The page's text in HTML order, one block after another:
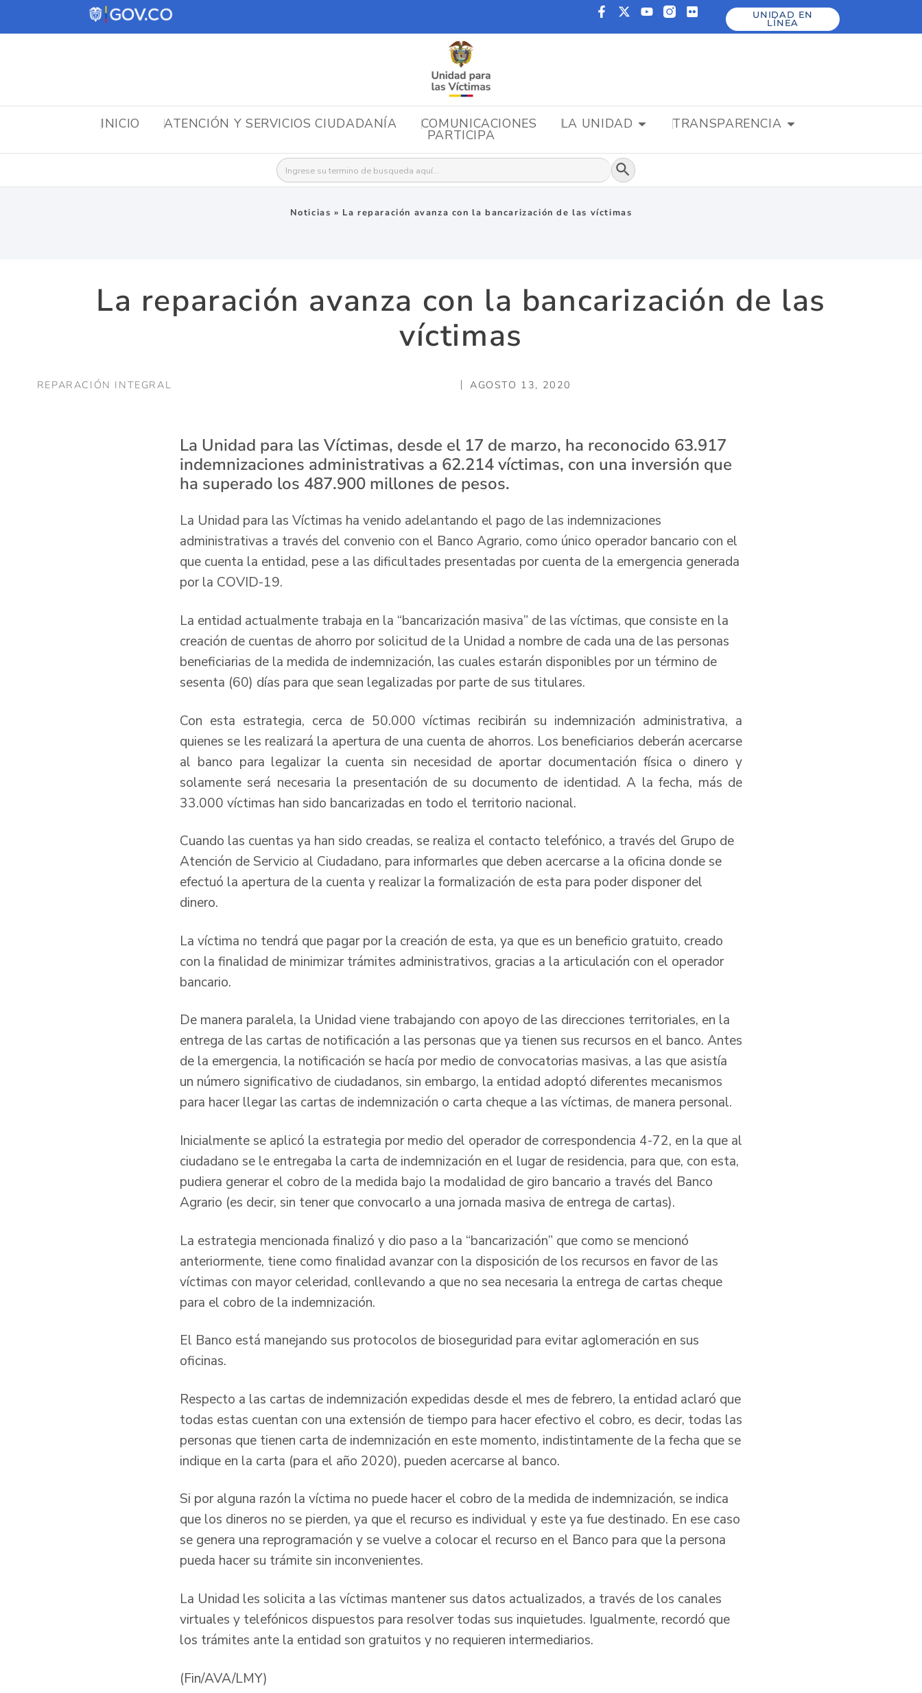
UNIDAD EN
LÍNEA
INICIO ATENCIÓN Y SERVICIOS CIUDADANÍA COMUNICACIONES LA UNIDAD TRANSPARENCIA
PARTICIPA
Buscar: Botón de búsqueda
Noticias » La reparación avanza con la bancarización de las víctimas
La reparación avanza con la bancarización de las
víctimas
REPARACIÓN INTEGRAL AGOSTO 13, 2020
La Unidad para las Víctimas, desde el 17 de marzo, ha reconocido 63.917
indemnizaciones administrativas a 62.214 víctimas, con una inversión que
ha superado los 487.900 millones de pesos.
La Unidad para las Víctimas ha venido adelantando el pago de las indemnizaciones
administrativas a través del convenio con el Banco Agrario, como único operador bancario con el
que cuenta la entidad, pese a las dificultades presentadas por cuenta de la emergencia generada
por la COVID-19.
La entidad actualmente trabaja en la “bancarización masiva” de las víctimas, que consiste en la
creación de cuentas de ahorro por solicitud de la Unidad a nombre de cada una de las personas
beneficiarias de la medida de indemnización, las cuales estarán disponibles por un término de
sesenta (60) días para que sean legalizadas por parte de sus titulares.
Con esta estrategia, cerca de 50.000 víctimas recibirán su indemnización administrativa, a
quienes se les realizará la apertura de una cuenta de ahorros. Los beneficiarios deberán acercarse
al banco para legalizar la cuenta sin necesidad de aportar documentación física o dinero y
solamente será necesaria la presentación de su documento de identidad. A la fecha, más de
33.000 víctimas han sido bancarizadas en todo el territorio nacional.
Cuando las cuentas ya han sido creadas, se realiza el contacto telefónico, a través del Grupo de
Atención de Servicio al Ciudadano, para informarles que deben acercarse a la oficina donde se
efectuó la apertura de la cuenta y realizar la formalización de esta para poder disponer del
dinero.
La víctima no tendrá que pagar por la creación de esta, ya que es un beneficio gratuito, creado
con la finalidad de minimizar trámites administrativos, gracias a la articulación con el operador
bancario.
De manera paralela, la Unidad viene trabajando con apoyo de las direcciones territoriales, en la
entrega de las cartas de notificación a las personas que ya tienen sus recursos en el banco. Antes
de la emergencia, la notificación se hacía por medio de convocatorias masivas, a las que asistía
un número significativo de ciudadanos, sin embargo, la entidad adoptó diferentes mecanismos
para hacer llegar las cartas de indemnización o carta cheque a las víctimas, de manera personal.
Inicialmente se aplicó la estrategia por medio del operador de correspondencia 4-72, en la que al
ciudadano se le entregaba la carta de indemnización en el lugar de residencia, para que, con esta,
pudiera generar el cobro de la medida bajo la modalidad de giro bancario a través del Banco
Agrario (es decir, sin tener que convocarlo a una jornada masiva de entrega de cartas).
La estrategia mencionada finalizó y dio paso a la “bancarización” que como se mencionó
anteriormente, tiene como finalidad avanzar con la disposición de los recursos en favor de las
víctimas con mayor celeridad, conllevando a que no sea necesaria la entrega de cartas cheque
para el cobro de la indemnización.
El Banco está manejando sus protocolos de bioseguridad para evitar aglomeración en sus
oficinas.
Respecto a las cartas de indemnización expedidas desde el mes de febrero, la entidad aclaró que
todas estas cuentan con una extensión de tiempo para hacer efectivo el cobro, es decir, todas las
personas que tienen carta de indemnización en este momento, indistintamente de la fecha que se
indique en la carta (para el año 2020), pueden acercarse al banco.
Si por alguna razón la víctima no puede hacer el cobro de la medida de indemnización, se indica
que los dineros no se pierden, ya que el recurso es individual y este ya fue destinado. En ese caso
se genera una reprogramación y se vuelve a colocar el recurso en el Banco para que la persona
pueda hacer su trámite sin inconvenientes.
La Unidad les solicita a las víctimas mantener sus datos actualizados, a través de los canales
virtuales y telefónicos dispuestos para resolver todas sus inquietudes. Igualmente, recordó que
los trámites ante la entidad son gratuitos y no requieren intermediarios.
(Fin/AVA/LMY)